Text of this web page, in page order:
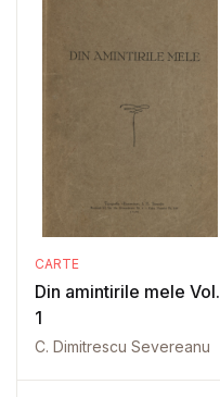
CARTE
Din amintirile mele Vol.
1
C. Dimitrescu Severeanu